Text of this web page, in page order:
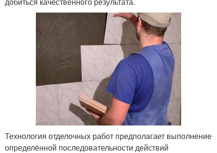
Технология отделочных работ предполагает выполнение
определённой последовательности действий